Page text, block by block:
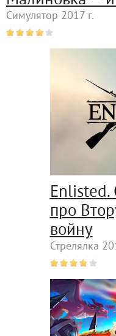
Симулятор 2017 г.
про
войну
Стрелялка